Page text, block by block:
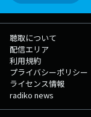
聴取について
配信エリア
利用規約
プライバシーポリシー
ライセンス情報
radiko news